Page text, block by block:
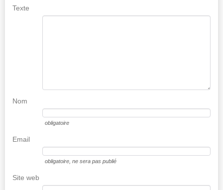
Texte
Nom
obligatoire
Email
obligatoire , ne sera pas publié
Site web